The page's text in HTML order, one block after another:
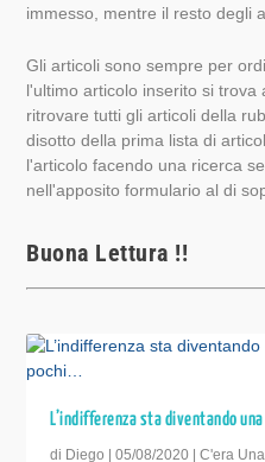
immesso, mentre il resto degli
Gli articoli sono sempre per
l'ultimo articolo inserito si
ritrovare tutti gli articoli della
disotto della prima lista di
l'articolo facendo una ricerca
nell'apposito formulario al di
Buona Lettura !!
L’indifferenza sta diventando
di Diego |05/08/2020 |C'era